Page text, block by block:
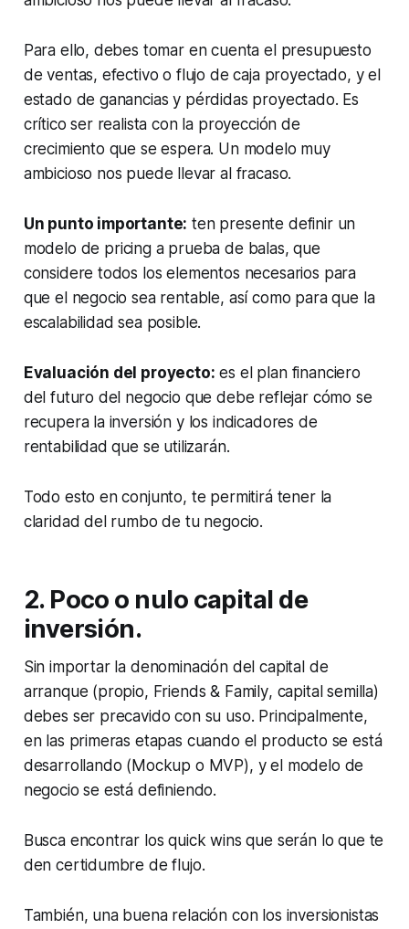
Para ello, debes tomar en cuenta el presupuesto
de ventas, efectivo o flujo de caja proyectado, y el
estado de ganancias y pérdidas proyectado. Es
crítico ser realista con la proyección de
crecimiento que se espera. Un modelo muy
ambicioso nos puede llevar al fracaso.
Un punto importante: ten presente definir un
modelo de pricing a prueba de balas, que
considere todos los elementos necesarios para
que el negocio sea rentable, así como para que la
escalabilidad sea posible.
Evaluación del proyecto: es el plan financiero
del futuro del negocio que debe reflejar cómo se
recupera la inversión y los indicadores de
rentabilidad que se utilizarán.
Todo esto en conjunto, te permitirá tener la
claridad del rumbo de tu negocio.
2. Poco o nulo capital de
inversión.
Sin importar la denominación del capital de
arranque (propio, Friends & Family, capital semilla)
debes ser precavido con su uso. Principalmente,
en las primeras etapas cuando el producto se está
desarrollando (Mockup o MVP), y el modelo de
negocio se está definiendo.
Busca encontrar losquick winsque serán lo que te
den certidumbre de flujo.
También, una buena relación con los inversionistas